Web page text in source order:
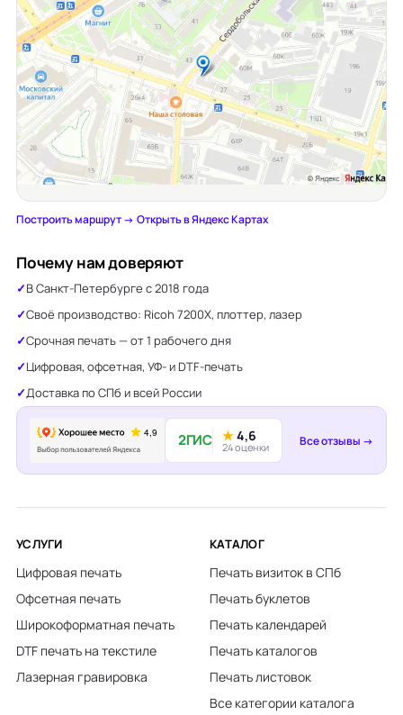
Построить маршрут →·Открыть в Яндекс Картах
Почему нам доверяют
В Санкт-Петербурге с 2018 года
Своё производство: Ricoh 7200X, плоттер, лазер
Срочная печать — от 1 рабочего дня
Цифровая, офсетная, УФ- и DTF-печать
Доставка по СПб и всей России
2ГИС ★4,6
24 оценки Все отзывы →
УСЛУГИ
Цифровая печать
Офсетная печать
Широкоформатная печать
DTF печать на текстиле
Лазерная гравировка
КАТАЛОГ
Печать визиток в СПб
Печать буклетов
Печать календарей
Печать каталогов
Печать листовок
Все категории каталога